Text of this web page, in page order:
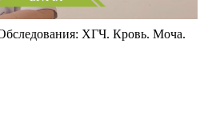
ХГЧ. Кровь. Моча.